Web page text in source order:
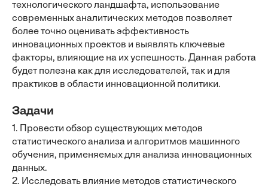
технологического ландшафта, использование
современных аналитических методов позволяет
более точно оценивать эффективность
инновационных проектов и выявлять ключевые
факторы, влияющие на их успешность. Данная работа
будет полезна как для исследователей, так и для
практиков в области инновационной политики.
Задачи
1. Провести обзор существующих методов
статистического анализа и алгоритмов машинного
обучения, применяемых для анализа инновационных
данных.
2. Исследовать влияние методов статистического